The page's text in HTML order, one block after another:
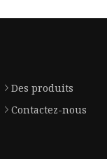
Des produits
Contactez-nous